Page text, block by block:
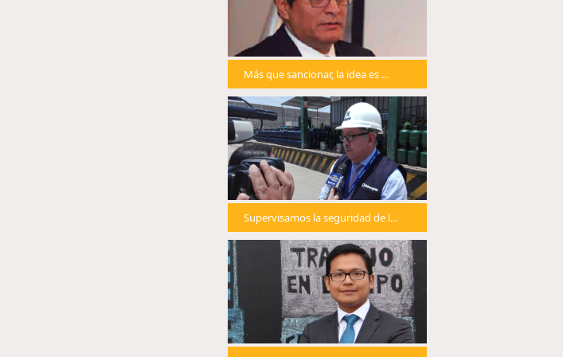
Más que sancionar, la idea es ...
Supervisamos la seguridad de l...